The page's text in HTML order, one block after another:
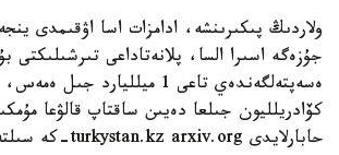
ولاردىڭ پىكىرىنشە، ادامزات اسا اۋقىمدى
جۇزەگە اسىرا السا، پلانەتاداعى تىرشىلىكتى
كۆادريلليون جىلعا دەيىن ساقتاپ قالۋعا
حابارلايدى turkystan.kz arxiv.org-كە سىلتەمە جاساپ.